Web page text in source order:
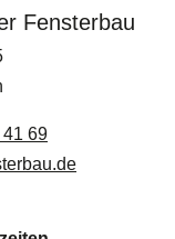
Fensterbau
41 69